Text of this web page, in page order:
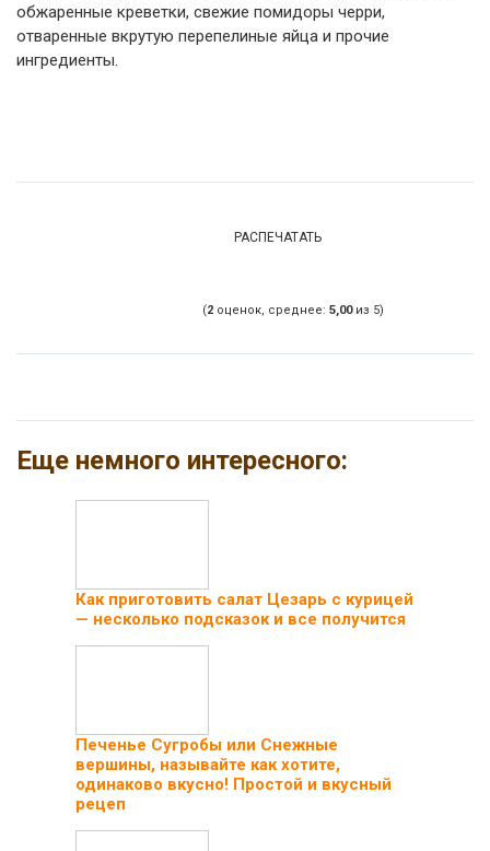
обжаренные креветки, свежие помидоры черри,
отваренные вкрутую перепелиные яйца и прочие
ингредиенты.
РАСПЕЧАТАТЬ
(2 оценок, среднее: 5,00из 5)
Еще немного интересного:
Как приготовить салат Цезарь с курицей
— несколько подсказок и все получится
Печенье Сугробы или Снежные
вершины, называйте как хотите,
одинаково вкусно! Простой и вкусный
рецеп